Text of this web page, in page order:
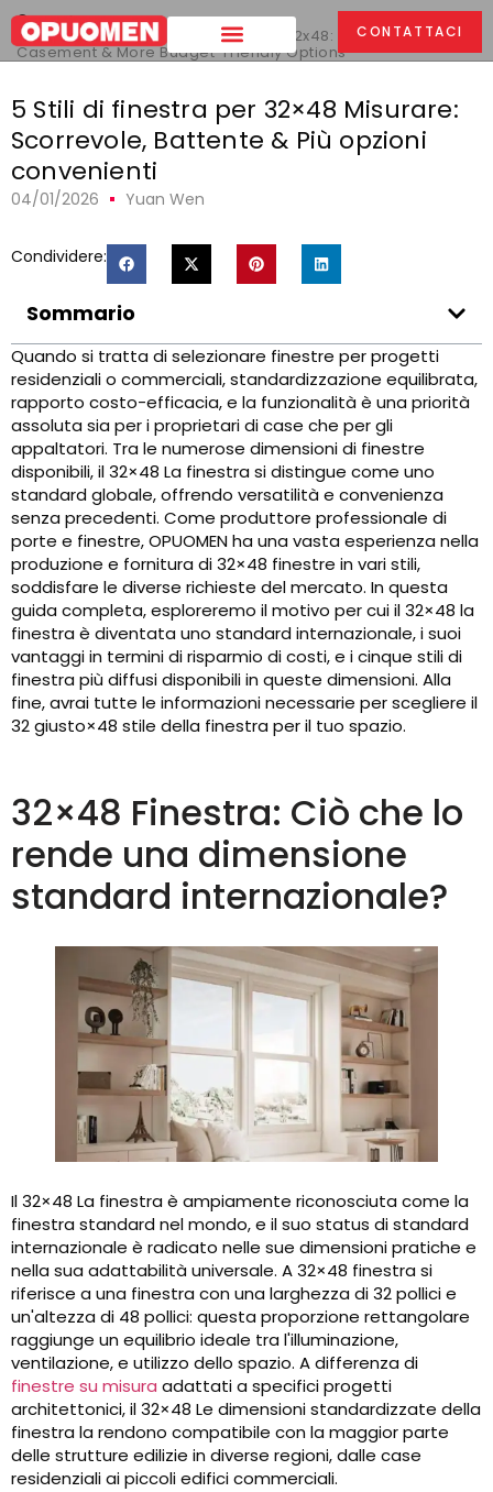
CONTATTACI
Casa >
5 Stili di finestra per la dimensione 32x48: Scorrevole,
Casement & More Budget-Friendly Options
5 Stili di finestra per 32×48 Misurare:
Scorrevole, Battente & Più opzioni
convenienti
04/01/2026 Yuan Wen
Condividere:
Sommario
Quando si tratta di selezionare finestre per progetti
residenziali o commerciali, standardizzazione equilibrata,
rapporto costo-efficacia, e la funzionalità è una priorità
assoluta sia per i proprietari di case che per gli
appaltatori. Tra le numerose dimensioni di finestre
disponibili, il 32×48 La finestra si distingue come uno
standard globale, offrendo versatilità e convenienza
senza precedenti. Come produttore professionale di
porte e finestre, OPUOMEN ha una vasta esperienza nella
produzione e fornitura di 32×48 finestre in vari stili,
soddisfare le diverse richieste del mercato. In questa
guida completa, esploreremo il motivo per cui il 32×48 la
finestra è diventata uno standard internazionale, i suoi
vantaggi in termini di risparmio di costi, e i cinque stili di
finestra più diffusi disponibili in queste dimensioni. Alla
fine, avrai tutte le informazioni necessarie per scegliere il
32 giusto×48 stile della finestra per il tuo spazio.
32×48 Finestra: Ciò che lo
rende una dimensione
standard internazionale?
Il 32×48 La finestra è ampiamente riconosciuta come la
finestra standard nel mondo, e il suo status di standard
internazionale è radicato nelle sue dimensioni pratiche e
nella sua adattabilità universale. A 32×48 finestra si
riferisce a una finestra con una larghezza di 32 pollici e
un'altezza di 48 pollici: questa proporzione rettangolare
raggiunge un equilibrio ideale tra l'illuminazione,
ventilazione, e utilizzo dello spazio. A differenza di
finestre su misura adattati a specifici progetti
architettonici, il 32×48 Le dimensioni standardizzate della
finestra la rendono compatibile con la maggior parte
delle strutture edilizie in diverse regioni, dalle case
residenziali ai piccoli edifici commerciali.